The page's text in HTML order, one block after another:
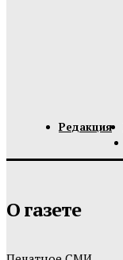
Редакция
О газете